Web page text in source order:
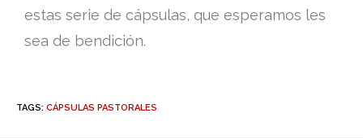
estas serie de cápsulas, que esperamos les
sea de bendición.
TAGS: CÁPSULAS PASTORALES